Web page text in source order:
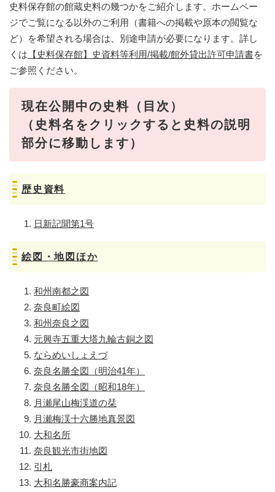
史料保存館の館蔵史料の幾つかをご紹介します。ホームペー
ジでご覧になる以外のご利用（書籍への掲載や原本の閲覧な
ど）を希望される場合は、別途申請が必要になります。詳し
くは 【史料保存館】史資料等利用/掲載/館外貸出許可申請書を
ご参照ください。
現在公開中の史料（目次）
（史料名をクリックすると史料の説明
部分に移動します）
歴史資料
日新記聞第1号
絵図・地図ほか
和州南都之図
奈良町絵図
和州奈良之図
元興寺五重大塔九輪古銅之図
ならめいしょえづ
奈良名勝全図（明治41年）
奈良名勝全図（昭和18年）
月瀬尾山梅渓道の栞
月瀬梅渓十六勝地真景図
大和名所
奈良観光市街地図
引札
大和名勝豪商案内記